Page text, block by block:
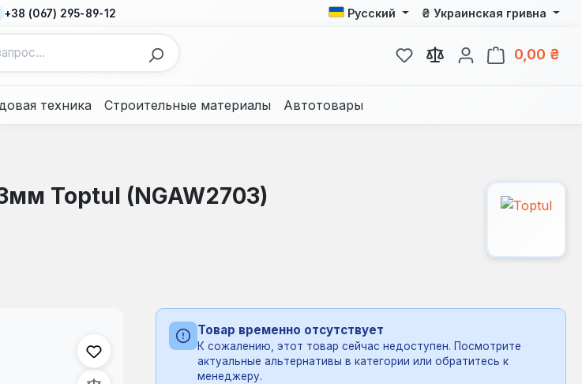
+38 (067) 295-89-12 Русский ₴ Украинская гривна
У вас есть товары из
0,00 ₴
техника Строительные материалы Автотовары
Toptul (NGAW2703)
Товар временно отсутствует
К сожалению, этот товар сейчас недоступен. Посмотрите
актуальные альтернативы в категории или обратитесь к
менеджеру.